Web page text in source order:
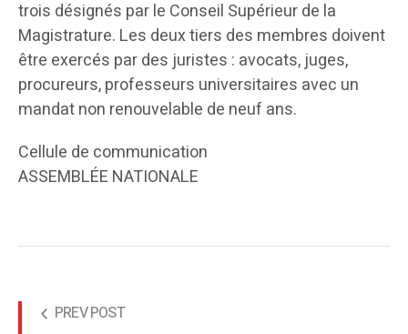
trois désignés par le Conseil Supérieur de la
Magistrature. Les deux tiers des membres doivent
être exercés par des juristes : avocats, juges,
procureurs, professeurs universitaires avec un
mandat non renouvelable de neuf ans.
Cellule de communication
ASSEMBLÉE NATIONALE
PREV POST